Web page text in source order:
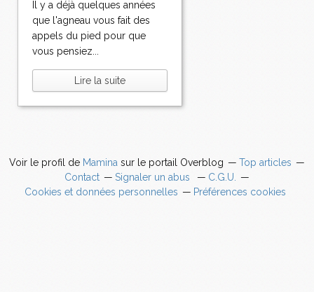
Il y a déjà quelques années
que l'agneau vous fait des
appels du pied pour que
vous pensiez...
Lire la suite
Voir le profil de Mamina sur le portail Overblog
Top articles
Contact
Signaler un abus
C.G.U.
Cookies et données personnelles
Préférences cookies